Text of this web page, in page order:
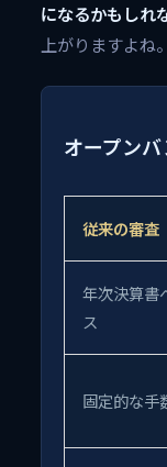
になるかもしれ
上がりますよね。
オープン
従来の審査
年次決算書
ス
固定的な手